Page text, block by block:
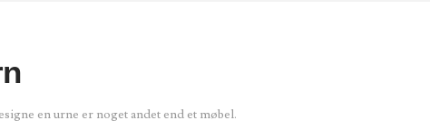
en urne er noget andet end et møbel.